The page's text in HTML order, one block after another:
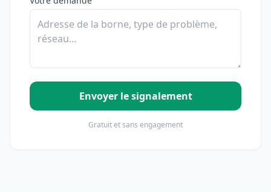
Envoyer le signalement
Gratuit et sans engagement